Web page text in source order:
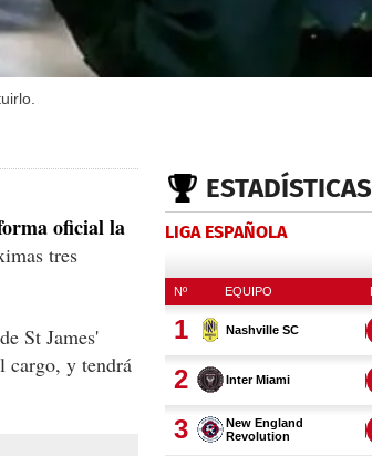
oficial la
tres
St James'
cargo, y tendrá
ESTADÍSTICAS
LIGA ESPAÑOLA